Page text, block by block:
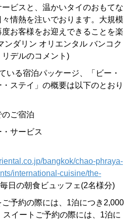
ビスと、温かいタイのおもてな
情熱を注いでおります。大規模
お客様をお迎えできることを楽
ンダリン オリエンタル バンコク
デルのコメント)
いる宿泊パッケージ、「ビー・
ステイ」の概要は以下のとおり
のご宿泊
・サービス
bangkok/chao-phraya-
international-cuisine/the-
日の朝食ビュッフェ(2名様分)
ご予約の際には、1泊につき2,000
イートご予約の際には、1泊に